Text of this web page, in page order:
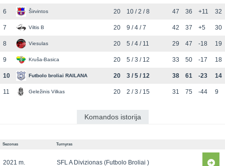
6 Širvintos 20 10 / 2 / 8 47 36 +11 32
7 Viltis B 20 9 / 4 / 7 42 37 +5 30
8 Viesulas 20 5 / 4 / 11 29 47 -18 19
9 Kruša-Basica 20 5 / 3 / 12 33 50 -17 18
10 Futbolo broliai RAILANA 20 3 / 5 / 12 38 61 -23 14
11 Geležinis Vilkas 20 2 / 3 / 15 31 75 -44 9
Komandos istorija
Sezonas Turnyras
2021 m. SFL A Divizionas (Futbolo Broliai )